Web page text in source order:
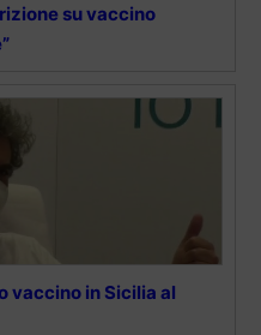
su vaccino
vaccino in Sicilia al